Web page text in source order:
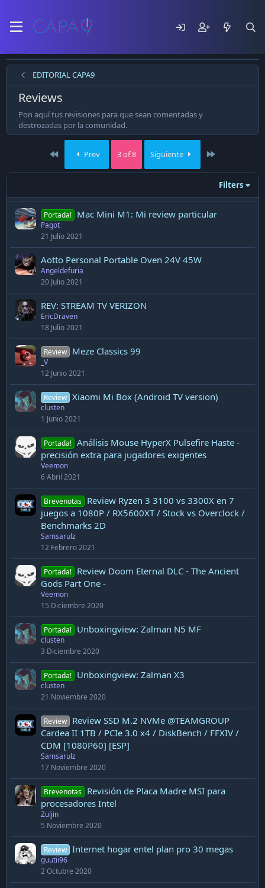
EDITORIAL CAPA9
Reviews
Pon aquí tus revisiones para que sean comentadas y
destrozadas por la comunidad.
First Prev 3 of 8 Siguiente
Filters
Portada! Mac Mini M1: Mi review particular
Pagot
21 Julio 2021
Aotto Personal Portable Oven 24V 45W
Angeldefuria
20 Julio 2021
REV: STREAM TV VERIZON
EricDraven
18 Julio 2021
Review Meze Classics 99
_V
12 Junio 2021
Review Xiaomi Mi Box (Android TV version)
clusten
1 Junio 2021
Portada! Análisis Mouse HyperX Pulsefire Haste -
precisión extra para jugadores exigentes
Veemon
6 Abril 2021
Brevenotas Review Ryzen 3 3100 vs 3300X en 7
juegos a 1080P / RX5600XT / Stock vs Overclock /
Benchmarks 2D
Samsarulz
12 Febrero 2021
Portada! Review Doom Eternal DLC - The Ancient
Gods Part One -
Veemon
15 Diciembre 2020
Portada! Unboxingview: Zalman N5 MF
clusten
3 Diciembre 2020
Portada! Unboxingview: Zalman X3
clusten
21 Noviembre 2020
Review Review SSD M.2 NVMe @TEAMGROUP
Cardea II 1TB / PCIe 3.0 x4 / DiskBench / FFXIV /
CDM [1080P60] [ESP]
Samsarulz
17 Noviembre 2020
Brevenotas Revisión de Placa Madre MSI para
procesadores Intel
Zuljin
5 Noviembre 2020
Review Internet hogar entel plan pro 30 megas
guutii96
2 Octubre 2020